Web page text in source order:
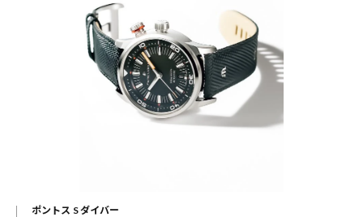
ポントス S ダイバー